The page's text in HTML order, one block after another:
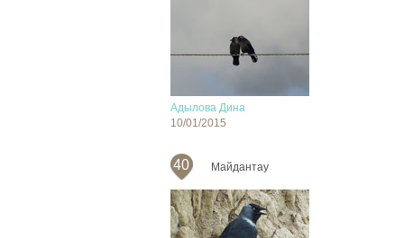
Адылова Дина
10/01/2015
40 Майдантау